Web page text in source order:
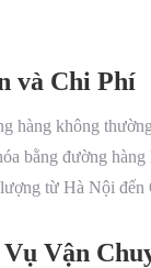
và Chi Phí
hàng không
bằng đường
từ Hà Nội
Vận